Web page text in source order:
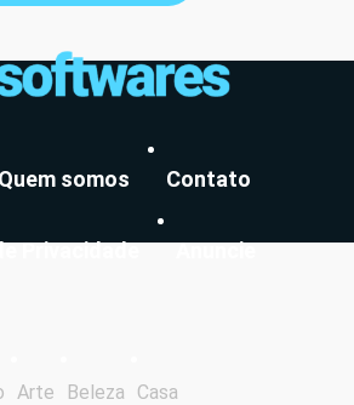
Quem somos Contato
Privacidade Anuncie
Arte Beleza Casa